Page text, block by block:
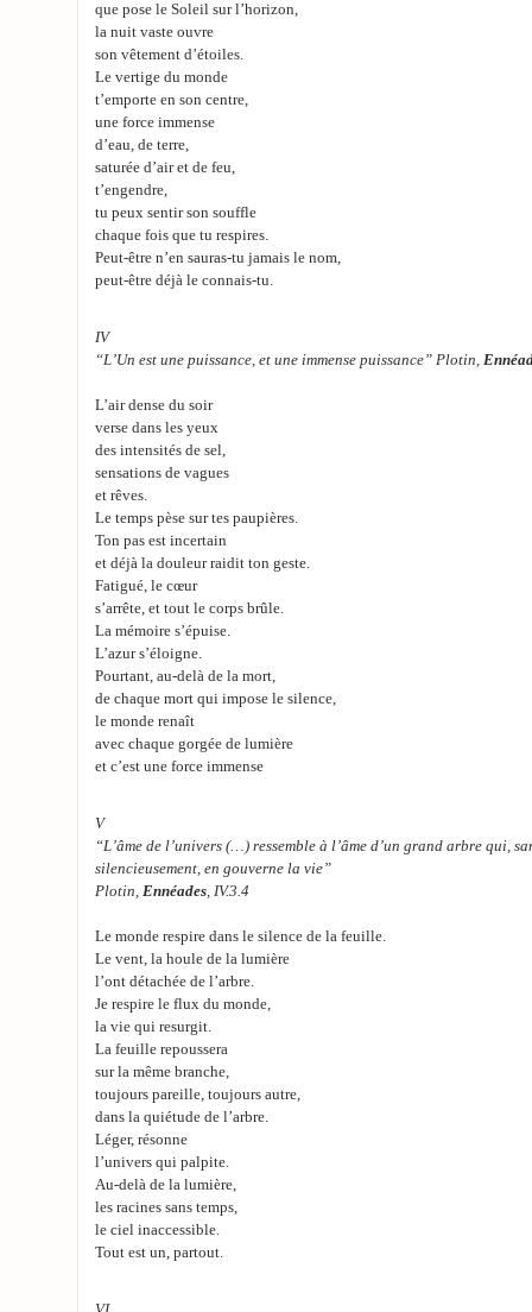
que pose le Soleil sur l’horizon,
la nuit vaste ouvre
son vêtement d’étoiles.
Le vertige du monde
t’emporte en son centre,
une force immense
d’eau, de terre,
saturée d’air et de feu,
t’engendre,
tu peux sentir son souffle
chaque fois que tu respires.
Peut-être n’en sauras-tu jamais le nom,
peut-être déjà le connais-tu.
IV
“L’Un est une puissance, et une immense puissance” Plotin,
L’air dense du soir
verse dans les yeux
des intensités de sel,
sensations de vagues
et rêves.
Le temps pèse sur tes paupières.
Ton pas est incertain
et déjà la douleur raidit ton geste.
Fatigué, le cœur
s’arrête, et tout le corps brûle.
La mémoire s’épuise.
L’azur s’éloigne.
Pourtant, au-delà de la mort,
de chaque mort qui impose le silence,
le monde renaît
avec chaque gorgée de lumière
et c’est une force immense
V
“L’âme de l’univers (…) ressemble à l’âme d’un grand arbre qui,
silencieusement, en gouverne la vie”
Plotin, Ennéades, IV.3.4
Le monde respire dans le silence de la feuille.
Le vent, la houle de la lumière
l’ont détachée de l’arbre.
Je respire le flux du monde,
la vie qui resurgit.
La feuille repoussera
sur la même branche,
toujours pareille, toujours autre,
dans la quiétude de l’arbre.
Léger, résonne
l’univers qui palpite.
Au-delà de la lumière,
les racines sans temps,
le ciel inaccessible.
Tout est un, partout.